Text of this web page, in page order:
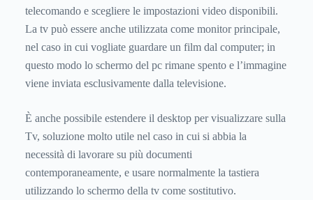
telecomando e scegliere le impostazioni video disponibili.
La tv può essere anche utilizzata come monitor principale,
nel caso in cui vogliate guardare un film dal computer; in
questo modo lo schermo del pc rimane spento e l’immagine
viene inviata esclusivamente dalla televisione.
È anche possibile estendere il desktop per visualizzare sulla
Tv, soluzione molto utile nel caso in cui si abbia la
necessità di lavorare su più documenti
contemporaneamente, e usare normalmente la tastiera
utilizzando lo schermo della tv come sostitutivo.